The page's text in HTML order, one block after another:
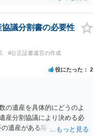
と思います。 なお、家賃に
なかったのですから、あき
議分割書の必要性
#公正証書遺言の作成
役にたった 2
の遺産を具体的にどうのよ
産分割協議により決める必
遺産がある場合に、どの遺